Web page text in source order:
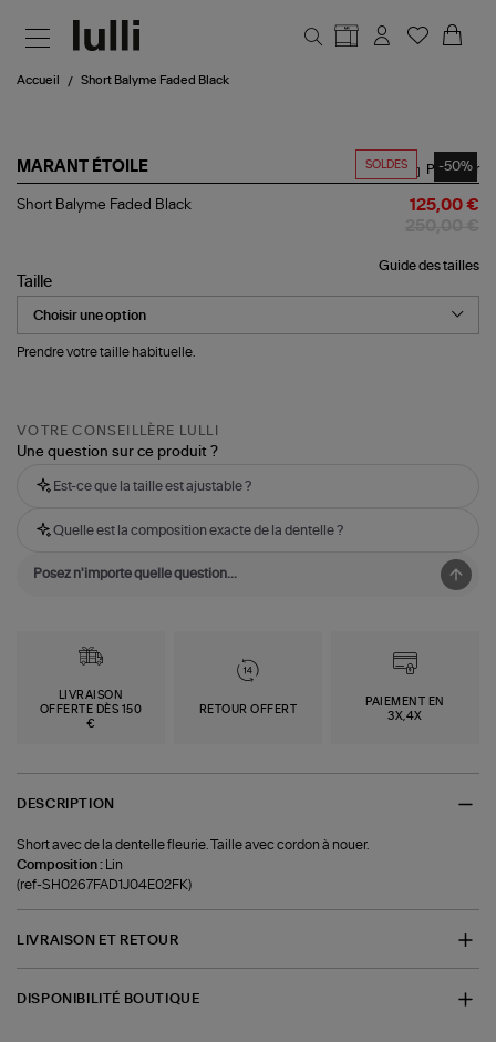
Accueil Short Balyme Faded Black
SOLDES -50%
MARANT ÉTOILE
Short
Partager
Short Balyme Faded Black 125,00 €
Guide des tailles
Taille
Prendre votre taille habituelle.
VOTRE CONSEILLÈRE LULLI
Une question sur ce produit ?
Est-ce que la taille est ajustable ?
Quelle est la composition exacte de la dentelle ?
LIVRAISON
OFFERTE DÈS 150
€
RETOUR OFFERT
PAIEMENT EN
3X,4X
DESCRIPTION
Short avec de la dentelle fleurie. Taille avec cordon à nouer.
Composition :
Lin
(ref-SH0267FAD1J04E02FK)
LIVRAISON ET RETOUR
DISPONIBILITÉ BOUTIQUE